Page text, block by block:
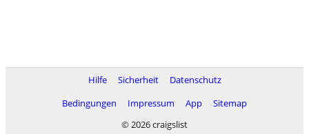
Hilfe Sicherheit
Datenschutz
Bedingungen
Impressum App
Sitemap
© 2026 craigslist